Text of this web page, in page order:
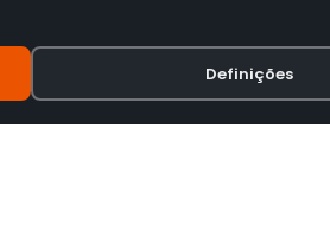
Definições